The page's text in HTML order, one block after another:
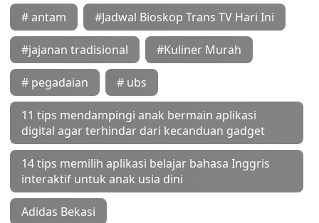
# antam #Jadwal Bioskop Trans TV Hari Ini
#jajanan tradisional #Kuliner Murah
# pegadaian # ubs
11 tips mendampingi anak bermain aplikasi
digital agar terhindar dari kecanduan gadget
14 tips memilih aplikasi belajar bahasa Inggris
interaktif untuk anak usia dini
Adidas Bekasi